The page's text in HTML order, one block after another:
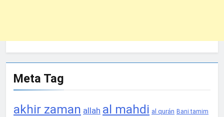
Meta Tag
akhir zaman allah al mahdi al qurán Bani tamim